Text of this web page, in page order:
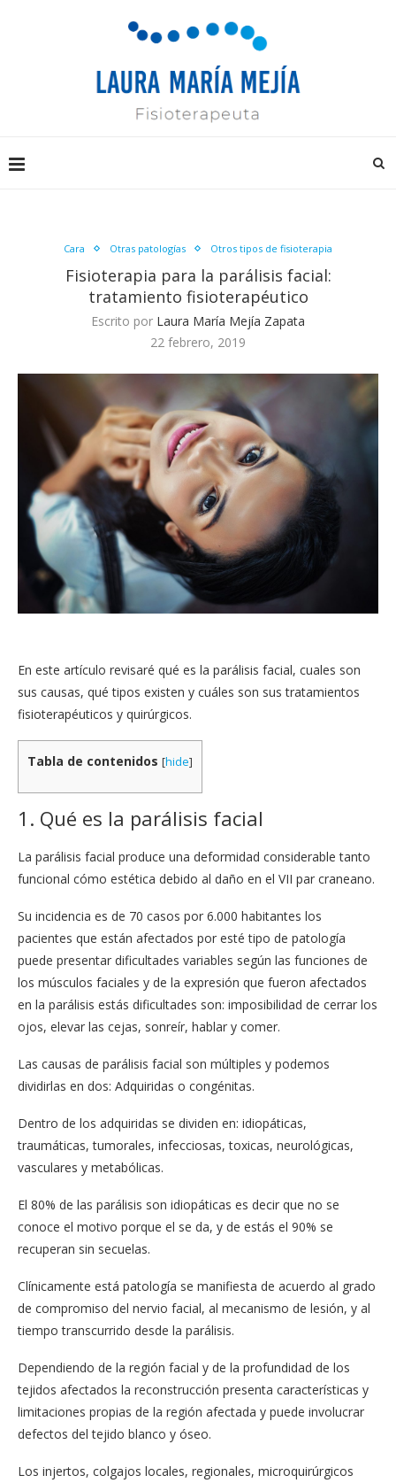
Cara Otras patologías Otros tipos de fisioterapia
Fisioterapia para la parálisis facial:
tratamiento fisioterapéutico
Escrito por Laura María Mejía Zapata
22 febrero, 2019
En este artículo revisaré qué es la parálisis facial, cuales son
sus causas, qué tipos existen y cuáles son sus tratamientos
fisioterapéuticos y quirúrgicos.
Tabla de contenidos [hide]
1. Qué es la parálisis facial
La parálisis facial produce una deformidad considerable tanto
funcional cómo estética debido al daño en el VII par craneano.
Su incidencia es de 70 casos por 6.000 habitantes los
pacientes que están afectados por esté tipo de patología
puede presentar dificultades variables según las funciones de
los músculos faciales y de la expresión que fueron afectados
en la parálisis estás dificultades son: imposibilidad de cerrar los
ojos, elevar las cejas, sonreír, hablar y comer.
Las causas de parálisis facial son múltiples y podemos
dividirlas en dos: Adquiridas o congénitas.
Dentro de los adquiridas se dividen en: idiopáticas,
traumáticas, tumorales, infecciosas, toxicas, neurológicas,
vasculares y metabólicas.
El 80% de las parálisis son idiopáticas es decir que no se
conoce el motivo porque el se da, y de estás el 90% se
recuperan sin secuelas.
Clínicamente está patología se manifiesta de acuerdo al grado
de compromiso del nervio facial, al mecanismo de lesión, y al
tiempo transcurrido desde la parálisis.
Dependiendo de la región facial y de la profundidad de los
tejidos afectados la reconstrucción presenta características y
limitaciones propias de la región afectada y puede involucrar
defectos del tejido blanco y óseo.
Los injertos, colgajos locales, regionales, microquirúrgicos